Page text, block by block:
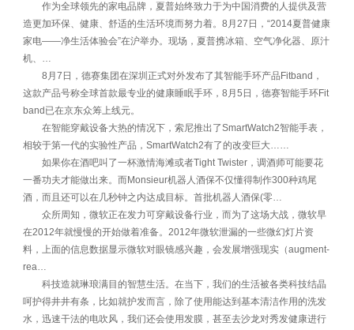
作为全球领先的家电品牌，夏普始终致力于为中国消费的人提供及营
造更加环保、健康、舒适的生活环境而努力着。8月27日，“2014夏普健康
家电——净生活体验会”在沪举办。现场，夏普携冰箱、空气净化器、原汁
机、…
8月7日，德赛集团在深圳正式对外发布了其智能手环产品Fitband，
这款产品号称全球首款最专业的健康睡眠手环，8月5日，德赛智能手环Fit
band已在京东众筹上线元。
在智能穿戴设备大热的情况下，索尼推出了SmartWatch2智能手表，
相较于第一代的实验性产品，SmartWatch2有了的改变巨大……
如果你在酒吧叫了一杯激情海滩或者Tight Twister，调酒师可能要花
一番功夫才能做出来。而Monsieur机器人酒保不仅懂得制作300种鸡尾
酒，而且还可以在几秒钟之内达成目标。首批机器人酒保(零…
众所周知，微软正在发力可穿戴设备行业，而为了这场大战，微软早
在2012年就慢慢的开始做着准备。2012年微软泄漏的一些微幻灯片资
料，上面的信息数据显示微软对眼镜感兴趣，会发展增强现实（augment-
rea…
科技造就琳琅满目的智慧生活。在当下，我们的生活被各类科技结晶
呵护得井井有条，比如就护发而言，除了使用能达到基本清洁作用的洗发
水，迅速干法的电吹风，我们还会使用发膜，甚至去沙龙对秀发健康进行